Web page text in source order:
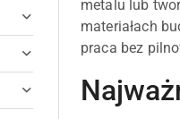
metalu lub
materiałach
praca bez